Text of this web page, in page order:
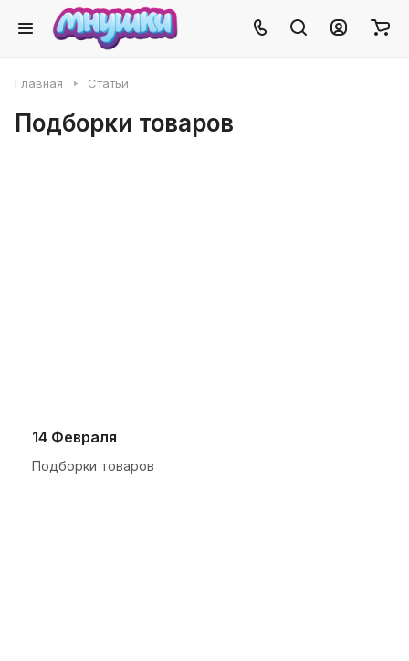
Главная Статьи
Подборки товаров
14 Февраля
Подборки товаров